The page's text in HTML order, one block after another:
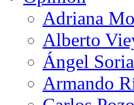
Adriana
Alberto
Ángel
Armando